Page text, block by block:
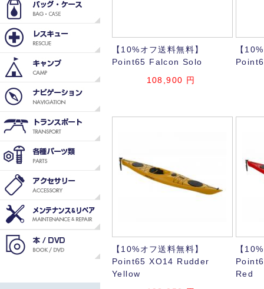
【10%オフ送料無料】
Point65 Falcon Solo
108,900 円
【
【10%オフ送料無料】
Point65 XO14 Rudder
Yellow
【
Red